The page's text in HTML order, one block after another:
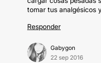
tomar tus analgésicos
Responder
Gabygon
22 sep 2016